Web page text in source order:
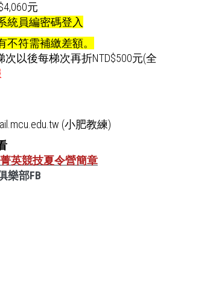
元
統員編密碼登入
符需補繳差額。
以後每梯次再折NTD$500元(全
(小肥教練)
英競技夏令營簡章
樂部FB